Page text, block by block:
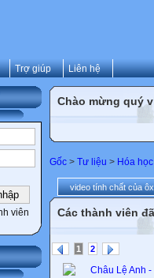
Trợ giúp Liên hệ
viên
Chào mừng quý
Gốc > Tư liệu > Hóa học
video tính chất của
Các thành viên
1 2
Châu Lệ Anh